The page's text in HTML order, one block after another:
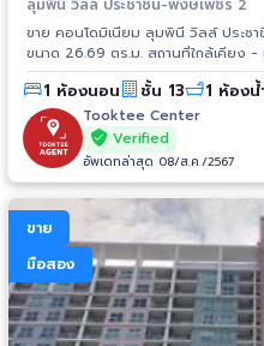
ลุมพินี วิลล์ ประชาชื่น-พงษ์เพชร 2
ขาย คอนโดมิเนียม ลุมพินี วิลล์ ประช
ขนาด 26.69 ตร.ม. สถานที่ใกล้เคียง - เทสโก้ โลตัส พงษ์เพชร : 1.0 กม. - โฮม
โปร ประชาชื่น : 1.0 กม. - เดอะมอลล์
งามวงศ์วาน : 2.1 กม. - เทสโก้ โลตัส
งามวงศ์วาน-แคราย : 3.8 กม. - โรงพ
เกษมราษฎร์ : 1.6 กม. - โรงพยาบาล
บัณฑิตย์ : 3.0 กม. - มหาวิทยาลัยเกษต
สาธารณสุข : 5.0 กม.
1 ห้องนอน ชั้น 13 1 ห้องน้
Tooktee Center
Verified
อัพเดทล่าสุด 08/ส.ค./2567
ขาย
มือสอง